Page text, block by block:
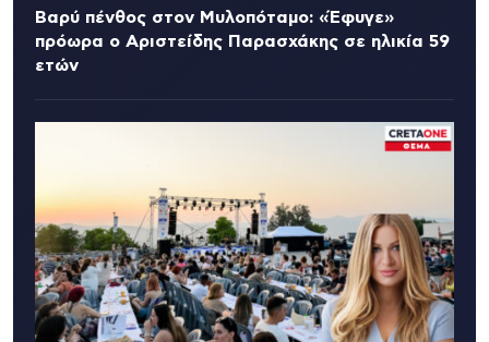
Βαρύ πένθος στον Μυλοπόταμο: «Έφυγε»
πρόωρα ο Αριστείδης Παρασχάκης σε ηλικία 59
ετών